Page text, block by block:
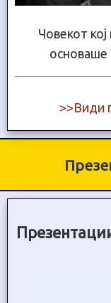
Човекот
основаше
>>Види